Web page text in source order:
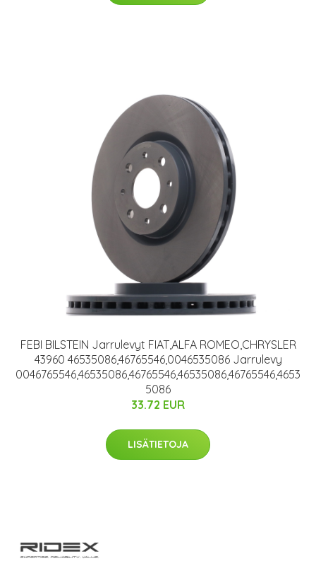
FEBI BILSTEIN Jarrulevyt FIAT,ALFA ROMEO,CHRYSLER
43960 46535086,46765546,0046535086 Jarrulevy
0046765546,46535086,46765546,46535086,46765546,4653
5086
33.72 EUR
LISÄTIETOJA